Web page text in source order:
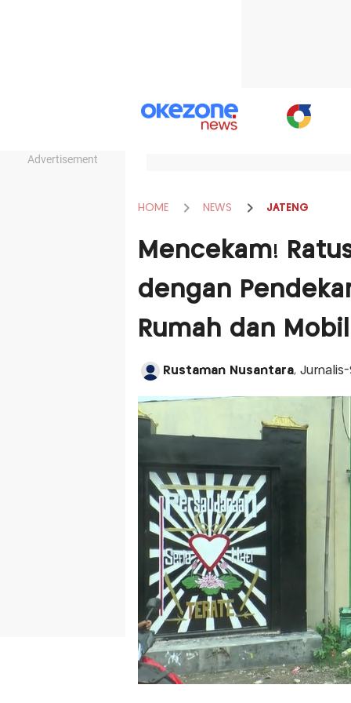
Advertisement
HOME NEWS JATENG
Mencekam!
dengan
Rumah dan
Rustaman Nusantara,